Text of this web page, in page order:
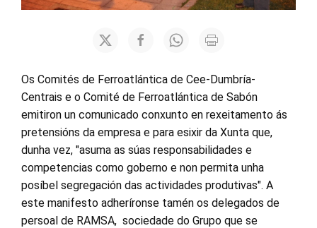
Os Comités de Ferroatlántica de Cee-Dumbría-
Centrais e o Comité de Ferroatlántica de Sabón
emitiron un comunicado conxunto en rexeitamento ás
pretensións da empresa e para esixir da Xunta que,
dunha vez, "asuma as súas responsabilidades e
competencias como goberno e non permita unha
posíbel segregación das actividades produtivas". A
este manifesto adheríronse tamén os delegados de
persoal de RAMSA, sociedade do Grupo que se